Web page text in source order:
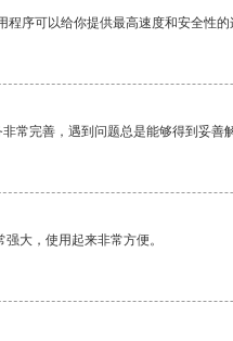
程序可以给你提供最高速度和安全性的
常完善，遇到问题总是能够得到妥善
大，使用起来非常方便。